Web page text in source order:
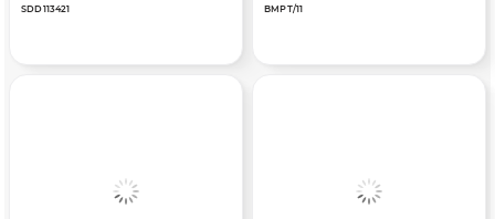
SDD113421
BMPT/11